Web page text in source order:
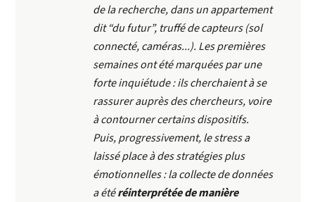
de la recherche, dans un appartement
dit “du futur”, truffé de capteurs (sol
connecté, caméras...). Les premières
semaines ont été marquées par une
forte inquiétude : ils cherchaient à se
rassurer auprès des chercheurs, voire
à contourner certains dispositifs.
Puis, progressivement, le stress a
laissé place à des stratégies plus
émotionnelles : la collecte de données
a étéréinterprétée de manière